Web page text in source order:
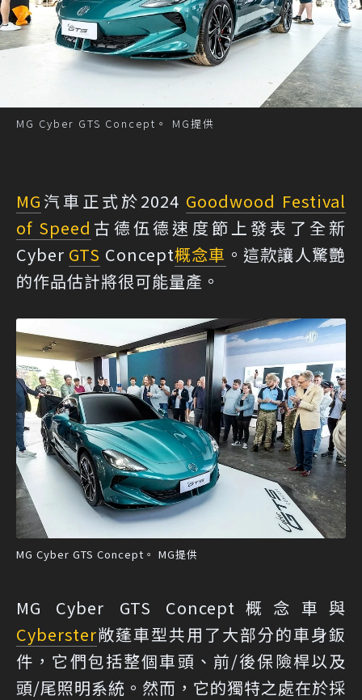
MG Cyber GTS Concept。 MG提供
MG 汽車正式於2024 Goodwood Festival
of Speed 古德伍德速度節上發表了全新
Cyber GTS Concept概念車 。這款讓人驚艷
的作品估計將很可能量產。
MG Cyber GTS Concept。 MG提供
MG Cyber GTS Concept概念車與
Cyberster敞蓬車型共用了大部分的車身鈑
件，它們包括整個車頭、前/後保險桿以及
頭/尾照明系統。然而，它的獨特之處在於採